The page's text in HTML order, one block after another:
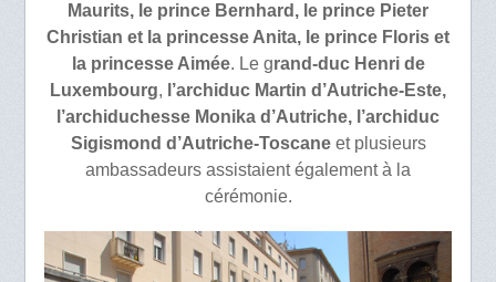
Maurits, le prince Bernhard, le prince Pieter
Christian et la princesse Anita, le prince Floris et
la princesse Aimée. Le grand-duc Henri de
Luxembourg, l’archiduc Martin d’Autriche-Este,
l’archiduchesse Monika d’Autriche, l’archiduc
Sigismond d’Autriche-Toscaneet plusieurs
ambassadeurs assistaient également à la
cérémonie.